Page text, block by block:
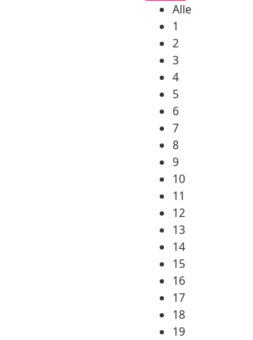
Alle
1
2
3
4
5
6
7
8
9
10
11
12
13
14
15
16
17
18
19